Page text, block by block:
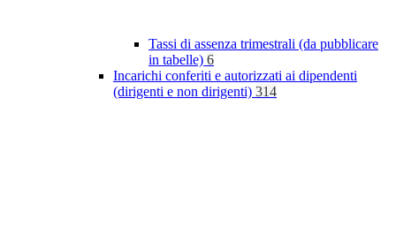
Tassi di assenza trimestrali (da pubblicare
in tabelle) 6
Incarichi conferiti e autorizzati ai dipendenti
(dirigenti e non dirigenti) 314